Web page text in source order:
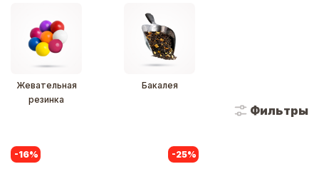
Жевательная
резинка
Бакалея
Фильтры
-16% -25%